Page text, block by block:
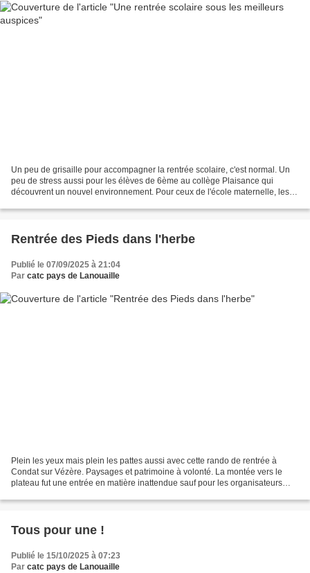
Un peu de grisaille pour accompagner la rentrée scolaire, c'est normal. Un
peu de stress aussi pour les élèves de 6ème au collège Plaisance qui
découvrent un nouvel environnement. Pour ceux de l'école maternelle, les
Rentrée des Pieds dans l'herbe
Publié le 07/09/2025 à 21:04
Par catc pays de Lanouaille
Plein les yeux mais plein les pattes aussi avec cette rando de rentrée à
Condat sur Vézère. Paysages et patrimoine à volonté. La montée vers le
plateau fut une entrée en matière inattendue sauf pour les organisateurs
Tous pour une !
Publié le 15/10/2025 à 07:23
Par catc pays de Lanouaille